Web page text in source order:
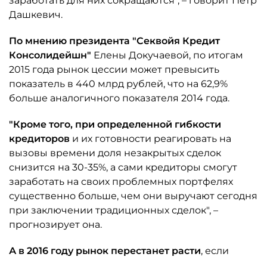
Дашкевич.
По мнению президента "Секвойя Кредит
Консолидейшн" Елены Докучаевой, по итогам
2015 года рынок цессии может превысить
показатель в 440 млрд рублей, что на 62,9%
больше аналогичного показателя 2014 года.
"Кроме того, при определенной гибкости
кредиторов и их готовности реагировать на
вызовы времени доля незакрытых сделок
снизится на 30-35%, а сами кредиторы смогут
заработать на своих проблемных портфелях
существенно больше, чем они выручают сегодня
при заключении традиционных сделок", –
прогнозирует она.
А в 2016 году рынок перестанет расти, если